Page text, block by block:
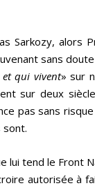
Sarkozy, alors
sans
et qui vivent» sur
sur deux
pas sans
sont.
lui tend le Front
autorisée à